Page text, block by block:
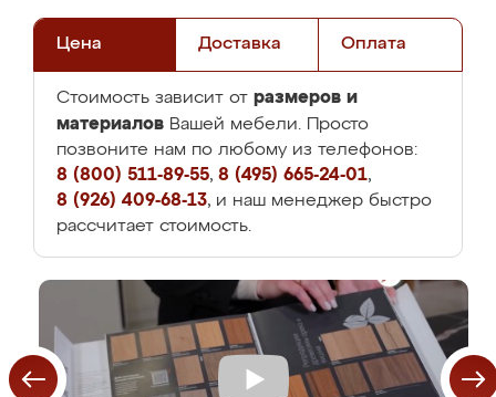
Цена Доставка Оплата
Стоимость зависит от размеров и
материалов Вашей мебели. Просто
позвоните нам по любому из телефонов:
8 (800) 511-89-55, 8 (495) 665-24-01,
8 (926) 409-68-13, и наш менеджер быстро
рассчитает стоимость.